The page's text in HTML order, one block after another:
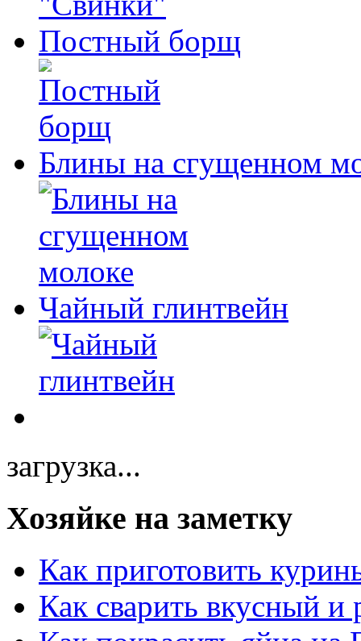
Постный борщ
Блины на сгущенном
Чайный глинтвейн
загрузка...
Хозяйке на заметку
Как приготовить
Как сварить вкусный и